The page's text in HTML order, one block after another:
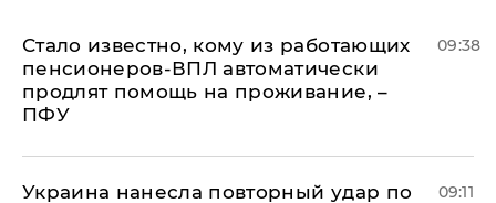
Стало известно, кому из работающих
пенсионеров-ВПЛ автоматически
продлят помощь на проживание, –
ПФУ
09:38
Украина нанесла повторный удар по
09:11